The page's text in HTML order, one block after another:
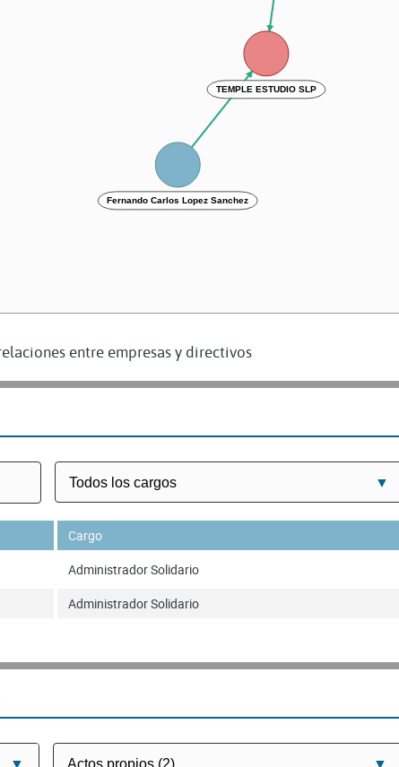
TEMPLE ESTUDIO SLP
Fernando Carlos Lopez Sanchez
entre empresas y directivos
Cargo
Administrador Solidario
Administrador Solidario